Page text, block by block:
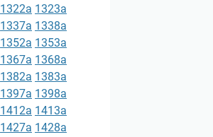
1322a 1323a
1337a 1338a
1352a 1353a
1367a 1368a
1382a 1383a
1397a 1398a
1412a 1413a
1427a 1428a